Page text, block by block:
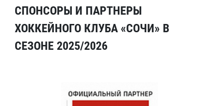
СПОНСОРЫ И ПАРТНЕРЫ
ХОККЕЙНОГО КЛУБА «СОЧИ» В
СЕЗОНЕ 2025/2026